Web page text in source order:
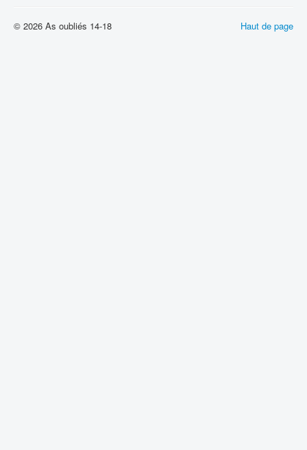
Haut de page
© 2026 As oubliés 14-18